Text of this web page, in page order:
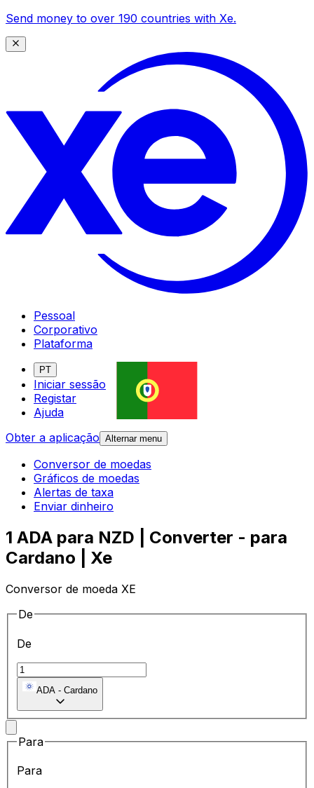
Send money to over 190 countries with Xe.
Pessoal
Corporativo
Plataforma
PT
Iniciar sessão
Registar
Ajuda
Obter a aplicação Alternar menu
Conversor de moedas
Gráficos de moedas
Alertas de taxa
Enviar dinheiro
1 ADA para NZD | Converter - para
Cardano | Xe
Conversor de moeda XE
De
De
ADA - Cardano
Para
Para